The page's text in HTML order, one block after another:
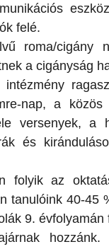
felé.
roma/cigány
a cigányság
nap, a
versenyek,
és
folyik az
tanulóink 40-45
9.